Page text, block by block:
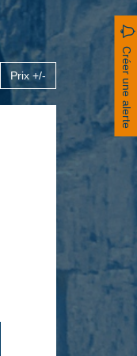
Créer une alerte
Prix +/-